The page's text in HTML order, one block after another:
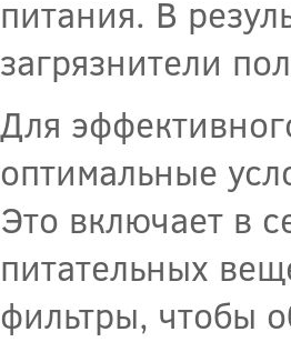
питания. В
загрязнители
Для
оптимальные
Это включает в
питательных
фильтры, чтобы